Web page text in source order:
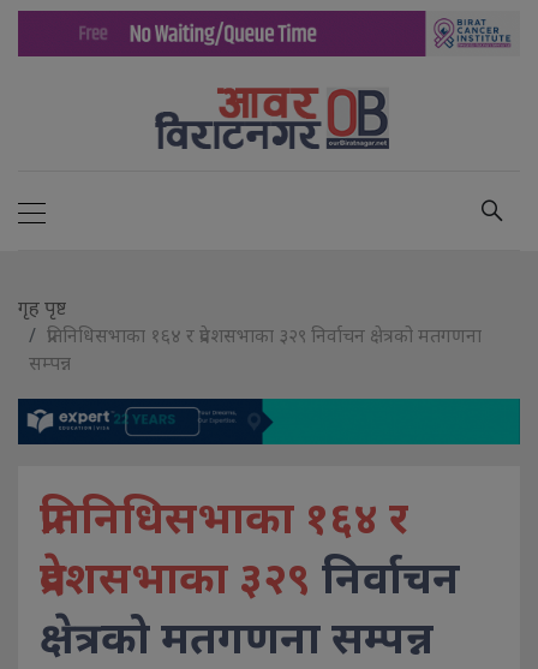
गृह पृष्ट
प्रतिनिधिसभाका १६४ र प्रदेशसभाका ३२९ निर्वाचन क्षेत्रको मतगणना
सम्पन्न
प्रतिनिधिसभाका १६४ र
प्रदेशसभाका ३२९ निर्वाचन
क्षेत्रको मतगणना सम्पन्न